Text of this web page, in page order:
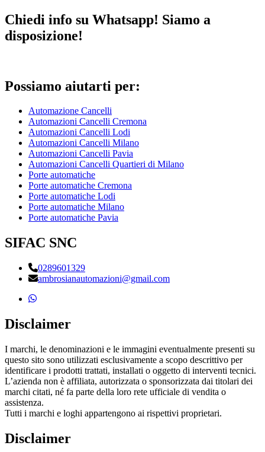
Chiedi info su Whatsapp! Siamo a
disposizione!
Possiamo aiutarti per:
Automazione Cancelli
Automazioni Cancelli Cremona
Automazioni Cancelli Lodi
Automazioni Cancelli Milano
Automazioni Cancelli Pavia
Automazioni Cancelli Quartieri di Milano
Porte automatiche
Porte automatiche Cremona
Porte automatiche Lodi
Porte automatiche Milano
Porte automatiche Pavia
SIFAC SNC
0289601329
ambrosianautomazioni@gmail.com
Disclaimer
I marchi, le denominazioni e le immagini eventualmente presenti su
questo sito sono utilizzati esclusivamente a scopo descrittivo per
identificare i prodotti trattati, installati o oggetto di interventi tecnici.
L’azienda non è affiliata, autorizzata o sponsorizzata dai titolari dei
marchi citati, né fa parte della loro rete ufficiale di vendita o
assistenza.
Tutti i marchi e loghi appartengono ai rispettivi proprietari.
Disclaimer